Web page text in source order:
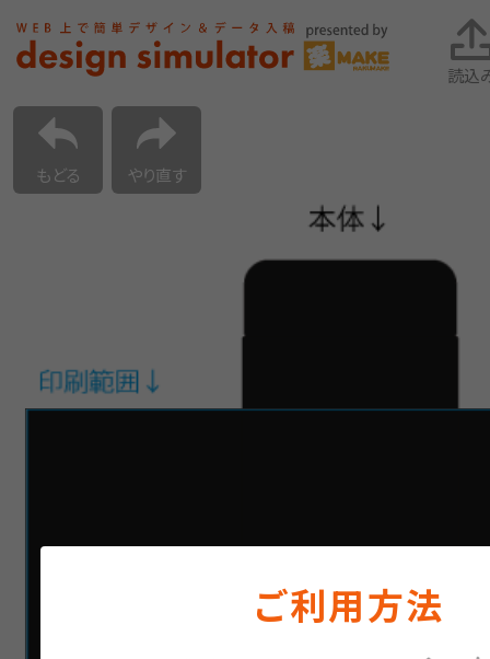
読込
もどる やり直す
ご利用方法